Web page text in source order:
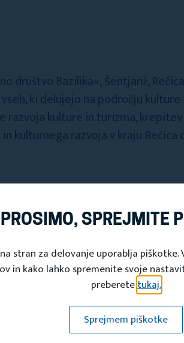
društvo Bazilika«, Šentjanž,
ki delujejo na področju
razvoja kulture in turizma,
kulturnega razvoja v kraju Rečica
kakovostno ter prijazno življenje in
pripadnosti kraju pri vseh
okolje v kraju,
vaškega središča,
in promocije kraja,
vseživljenjsko učenje ter
dejavnosti vseh starostnih skupin,
PROSIMO, SPREJMITE
stran za delovanje uporablja piškotke.
in kako lahko spremenite svoje
preberetetukaj.
Sprejmem piškotke